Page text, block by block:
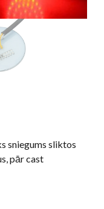
sniegums sliktos
pār cast